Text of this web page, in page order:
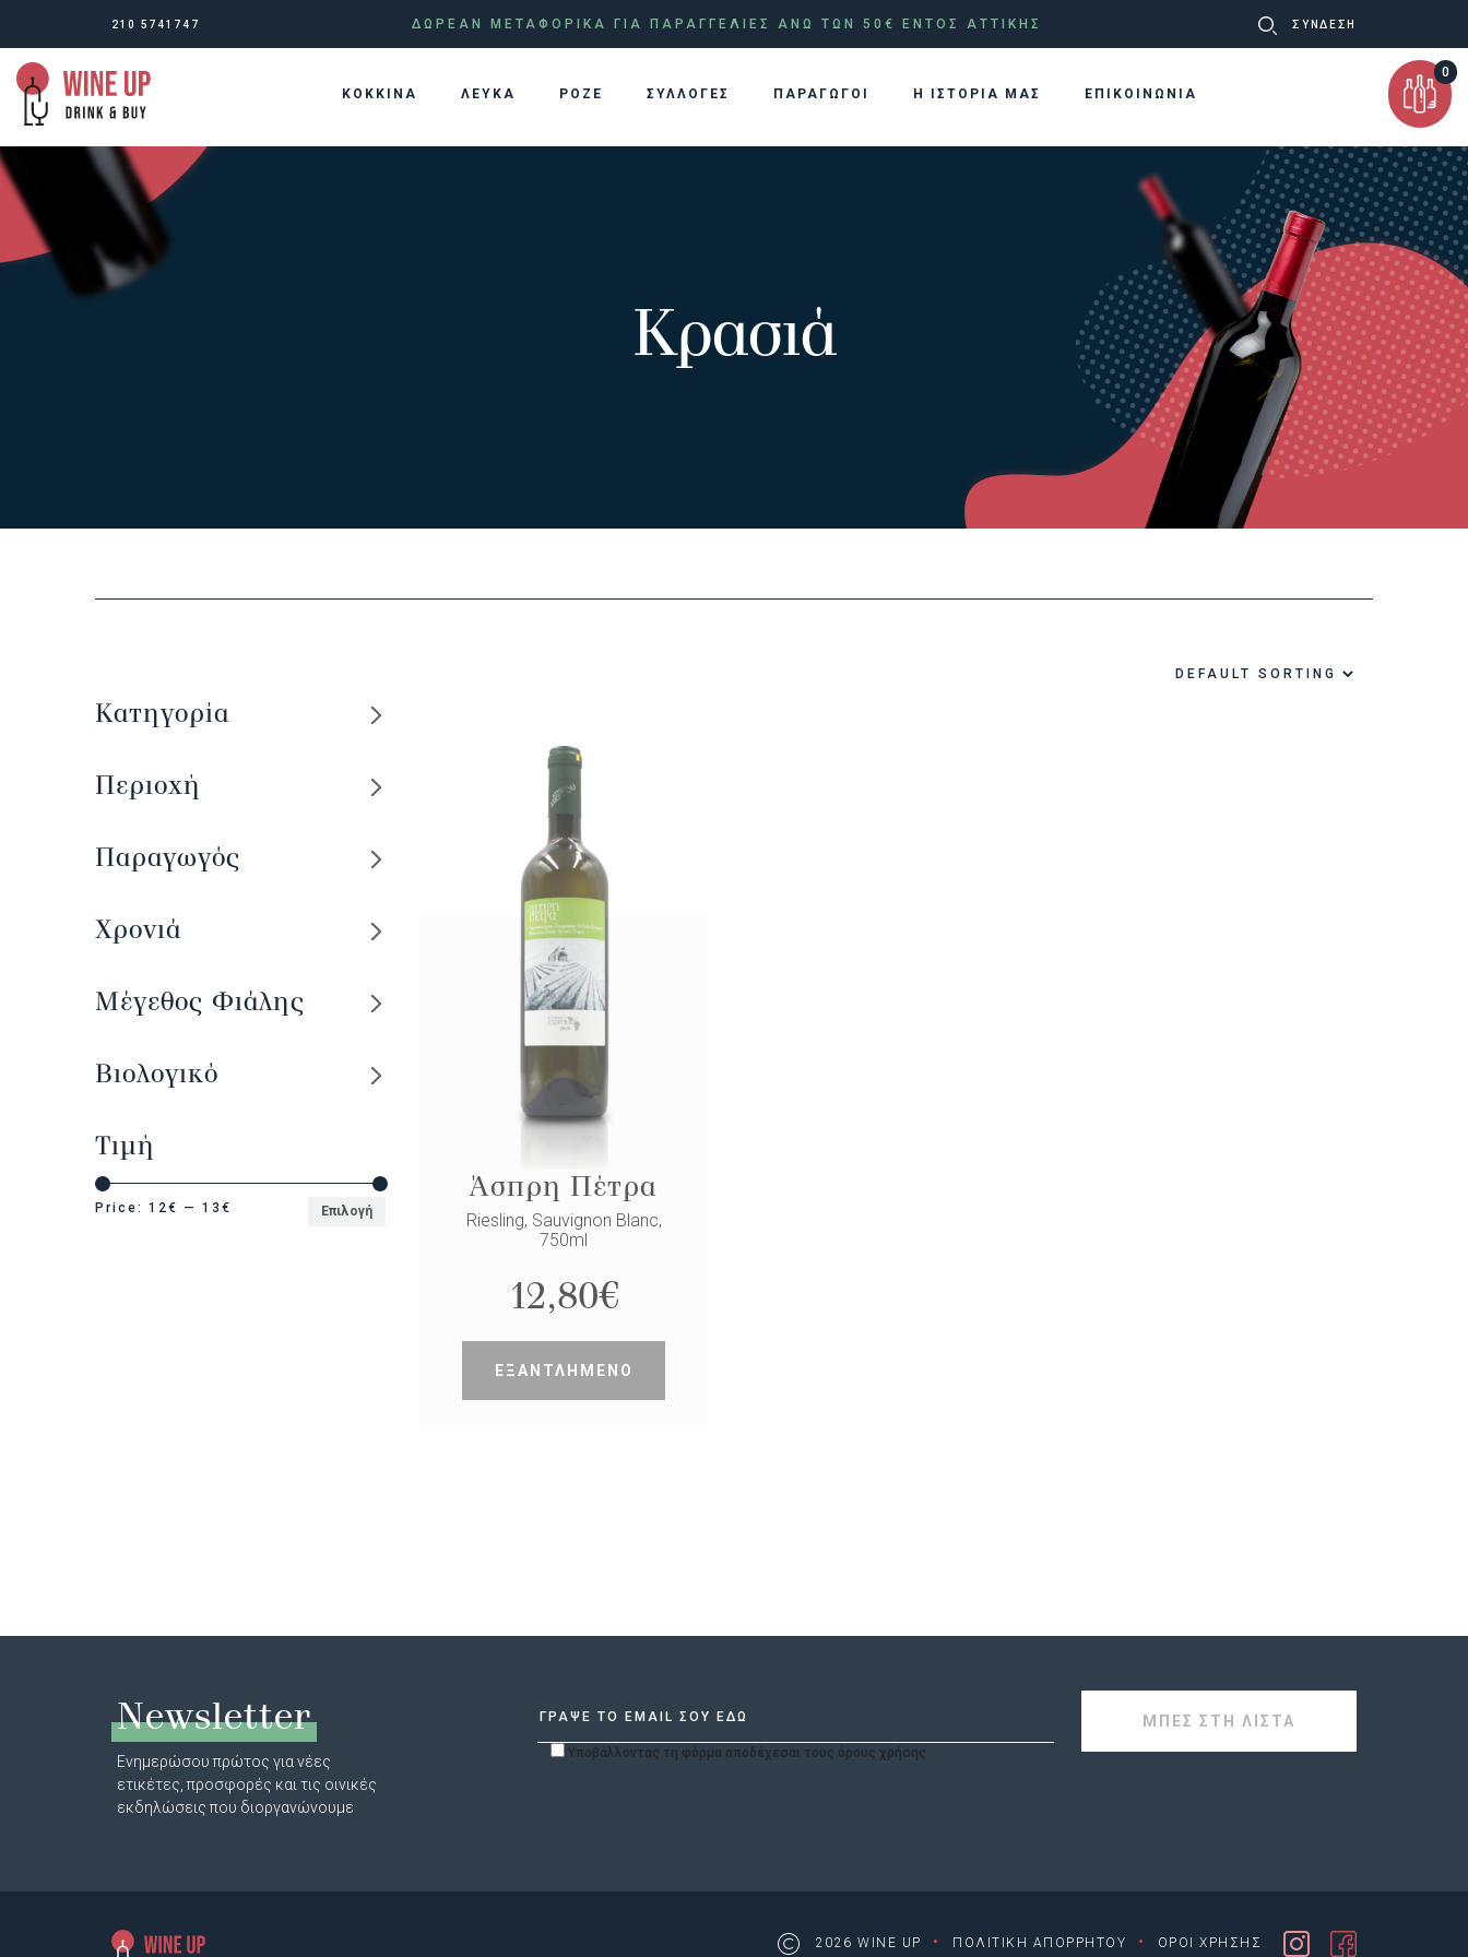
210 5741747 ΔΩΡΕΑΝ ΜΕΤΑΦΟΡΙΚΑ ΓΙΑ ΠΑΡΑΓΓΕΛΙΕΣ ΑΝΩ ΤΩΝ 50€ ΕΝΤΟΣ ΑΤΤΙΚΗΣ ΣΥΝΔΕΣΗ
KOKKINA ΛΕΥΚΑ ΡΟΖΕ ΣΥΛΛΟΓΕΣ ΠΑΡΑΓΩΓΟΙ Η ΙΣΤΟΡΙΑ ΜΑΣ ΕΠΙΚΟΙΝΩΝΙΑ
0
Κρασιά
Κατηγορία
Περιοχή
Παραγωγός
Χρονιά
Μέγεθος Φιάλης
Βιολογικό
Τιμή
Επιλογή
Price: 12€ — 13€
Άσπρη Πέτρα
Riesling, Sauvignon Blanc,
750ml
12,80€
ΕΞΑΝΤΛΗΜΕΝΟ
Newsletter
Ενημερώσου πρώτος για νέες
ετικέτες, προσφορές και τις οινικές
εκδηλώσεις που διοργανώνουμε
Υποβάλλοντας τη φόρμα αποδέχεσαι τους όρους χρήσης
2026 WINE UP · ΠΟΛΙΤΙΚΗ ΑΠΟΡΡΗΤΟΥ · ΟΡΟΙ ΧΡΗΣΗΣ